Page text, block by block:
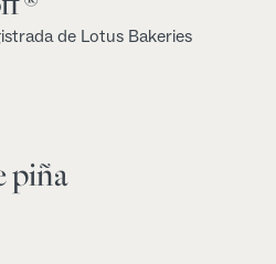
de Lotus Bakeries
piña